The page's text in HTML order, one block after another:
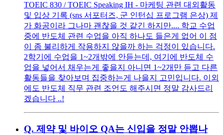
TOEIC 830 / TOEIC Speaking IH - 마케팅 관련 대외활동
및 입상 기록 (sns 서포터즈, 군 인턴십 프로그램 은상) 제
가 화공이라 그나마 괜찮을 것 같긴 하지만.... 학교 수업
중에 반도체 관련 수업을 아직 하나도 들은게 없어 이 점
이 좀 불리하게 작용하지 않을까 하는 걱정이 있습니다.
2학기에 수업을 1~2개밖에 안듣는데, 여기에 반도체 수
업을 넣어서 채우는게 좋을지 아니면 1~2개만 듣고 다른
활동들을 찾아보며 집중하는게 나을지 고민입니다. 이외
에도 반도체 직무 관련 조언도 해주시면 정말 감사드리
겠습니다 ..!
Q. 제약 및 바이오 QA는 신입을 정말 안뽑나